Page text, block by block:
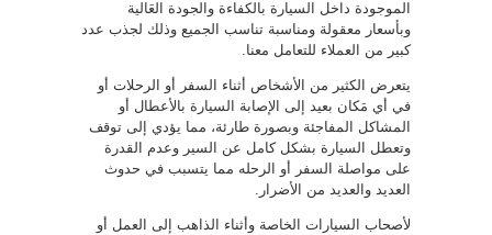
الموجودة داخل السيارة بالكفاءة والجودة العَالية
وبأسعار معقولة ومناسبة تناسب الجميع وذلك لجذب عدد
كبير من العملاء للتعامل معنا.
يتعرض الكثير من الأشخاص أثناء السفر أو الرحلات أو
في أي مَكان بعيد إلى الإصابة السيارة بالأعطال أو
المشاكل المفاجئة وبصورة طارئة، مما يؤدي إلى توقف
وتعطل السيارة بشكل كامل عن السير وعدم القدرة
على مواصلة السفر أو الرحله مما يتسبب في حدوث
العديد والعديد من الأضرار.
لأصحاب السيارات الخاصة وأثناء الذاهب إلى العمل أو